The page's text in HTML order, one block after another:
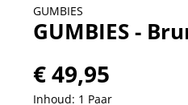
GUMBIES
GUMBIES -
€ 49,95
Inhoud: 1 Paar